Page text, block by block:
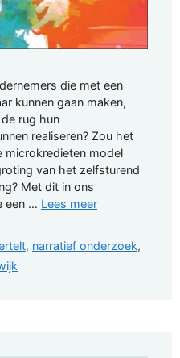
die met een
kunnen gaan maken,
rug hun
realiseren? Zou het
microkredieten model
van het zelfsturend
Met dit in ons
een … Lees meer
, narratief onderzoek,